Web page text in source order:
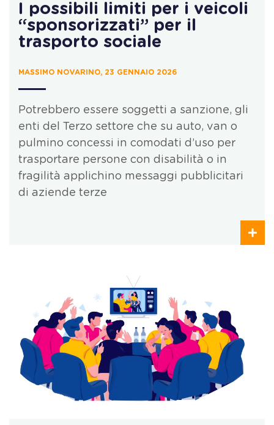
I possibili limiti per i veicoli
“sponsorizzati” per il
trasporto sociale
MASSIMO NOVARINO, 23 GENNAIO 2026
Potrebbero essere soggetti a sanzione, gli
enti del Terzo settore che su auto, van o
pulmino concessi in comodati d’uso per
trasportare persone con disabilità o in
fragilità applichino messaggi pubblicitari
di aziende terze